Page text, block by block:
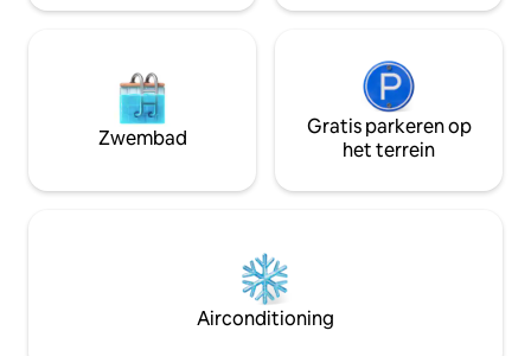
3 - 12
Zwembad
Gratis parkeren op
het terrein
Airconditioning